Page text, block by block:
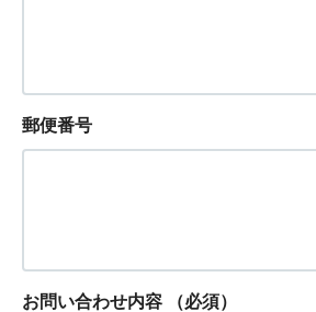
郵便番号
お問い合わせ内容 （必須）